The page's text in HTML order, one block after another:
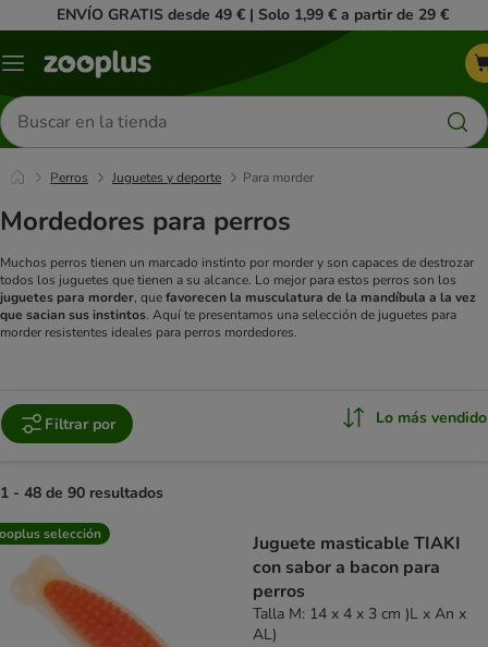
ENVÍO GRATIS desde 49 € | Solo 1,99 € a partir de 29 €
Menú
Buscar
productos
Perros Juguetes y deporte Para morder
Mordedores para perros
Muchos perros tienen un marcado instinto por morder y son capaces de destrozar
todos los juguetes que tienen a su alcance. Lo mejor para estos perros son los
juguetes para morder, quefavorecen la musculatura de la mandíbula a la vez
que sacian sus instintos. Aquí te presentamos una selección de juguetes para
morder resistentes ideales para perros mordedores.
Filtrar por Lo más vendido
1 - 48 de 90 resultados
product items have been changed
selección
Juguete masticable TIAKI
con sabor a bacon para
perros
Talla M: 14 x 4 x 3 cm )L x An x
AL)